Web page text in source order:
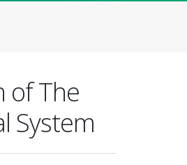
of The
System